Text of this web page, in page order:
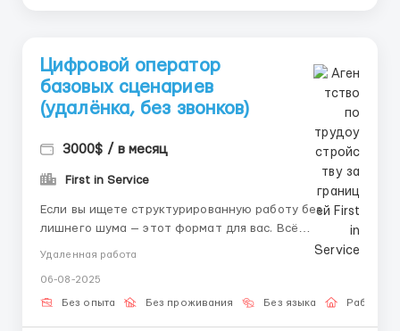
Цифровой оператор
базовых сценариев
(удалёнка, без звонков)
3000$ / в месяц
First in Service
Если вы ищете структурированную работу без
лишнего шума — этот формат для вас. Всё
происходит внутри закрытой системы, где каждый
Получение доступа – Выполнение действий по
шаблону – Контроль точности – Завершение этапов
Удаленная работа
06-08-2025
Без опыта Без проживания Без языка Работа